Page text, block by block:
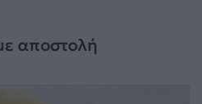
αποστολή